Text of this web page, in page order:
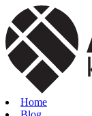
Home